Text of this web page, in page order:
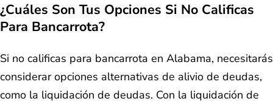
¿Cuáles Son Tus Opciones Si No Calificas
Para Bancarrota?
Si no calificas para bancarrota en Alabama, necesitarás
considerar opciones alternativas de alivio de deudas,
como la liquidación de deudas. Con la liquidación de